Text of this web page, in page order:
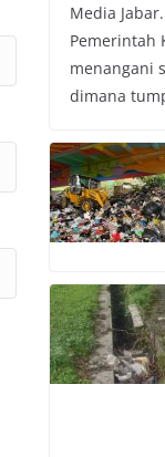
c
e
b
o
k
i
t
t
e
Media
Pemerintah
menangani
dimana